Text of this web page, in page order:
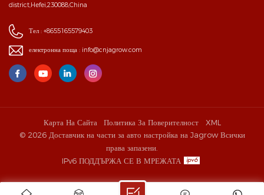
district,Hefei,230088,China
Тел : +8655165579403
електронна поща : info@cnjagrow.com
Карта На Сайта Политика За Поверителност
XML
© 2026 Доставчик на части за авто настройка на Jagrow Всички
права запазени.
IPv6 ПОДДЪРЖА СЕ В МРЕЖАТА